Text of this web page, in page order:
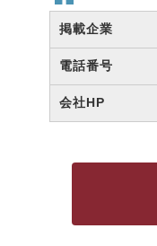
掲載企業
電話番号
会社HP